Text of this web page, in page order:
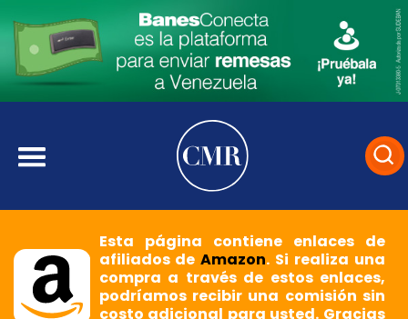
Esta página contiene enlaces de
afiliados deAmazon. Si realiza una
compra a través de estos enlaces,
podríamos recibir una comisión sin
costo adicional para usted. Gracias